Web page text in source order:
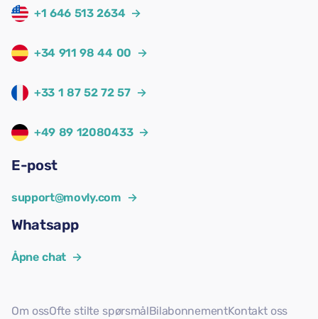
+1 646 513 2634 →
+34 911 98 44 00 →
+33 1 87 52 72 57 →
+49 89 12080433 →
E-post
support@movly.com →
Whatsapp
Åpne chat →
Om ossOfte stilte spørsmålBilabonnementKontakt oss